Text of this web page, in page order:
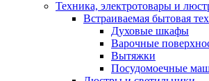
Техника, электротовары и
Встраиваемая бытовая
Духовые шкафы
Варочные
Вытяжки
Посудомоечные